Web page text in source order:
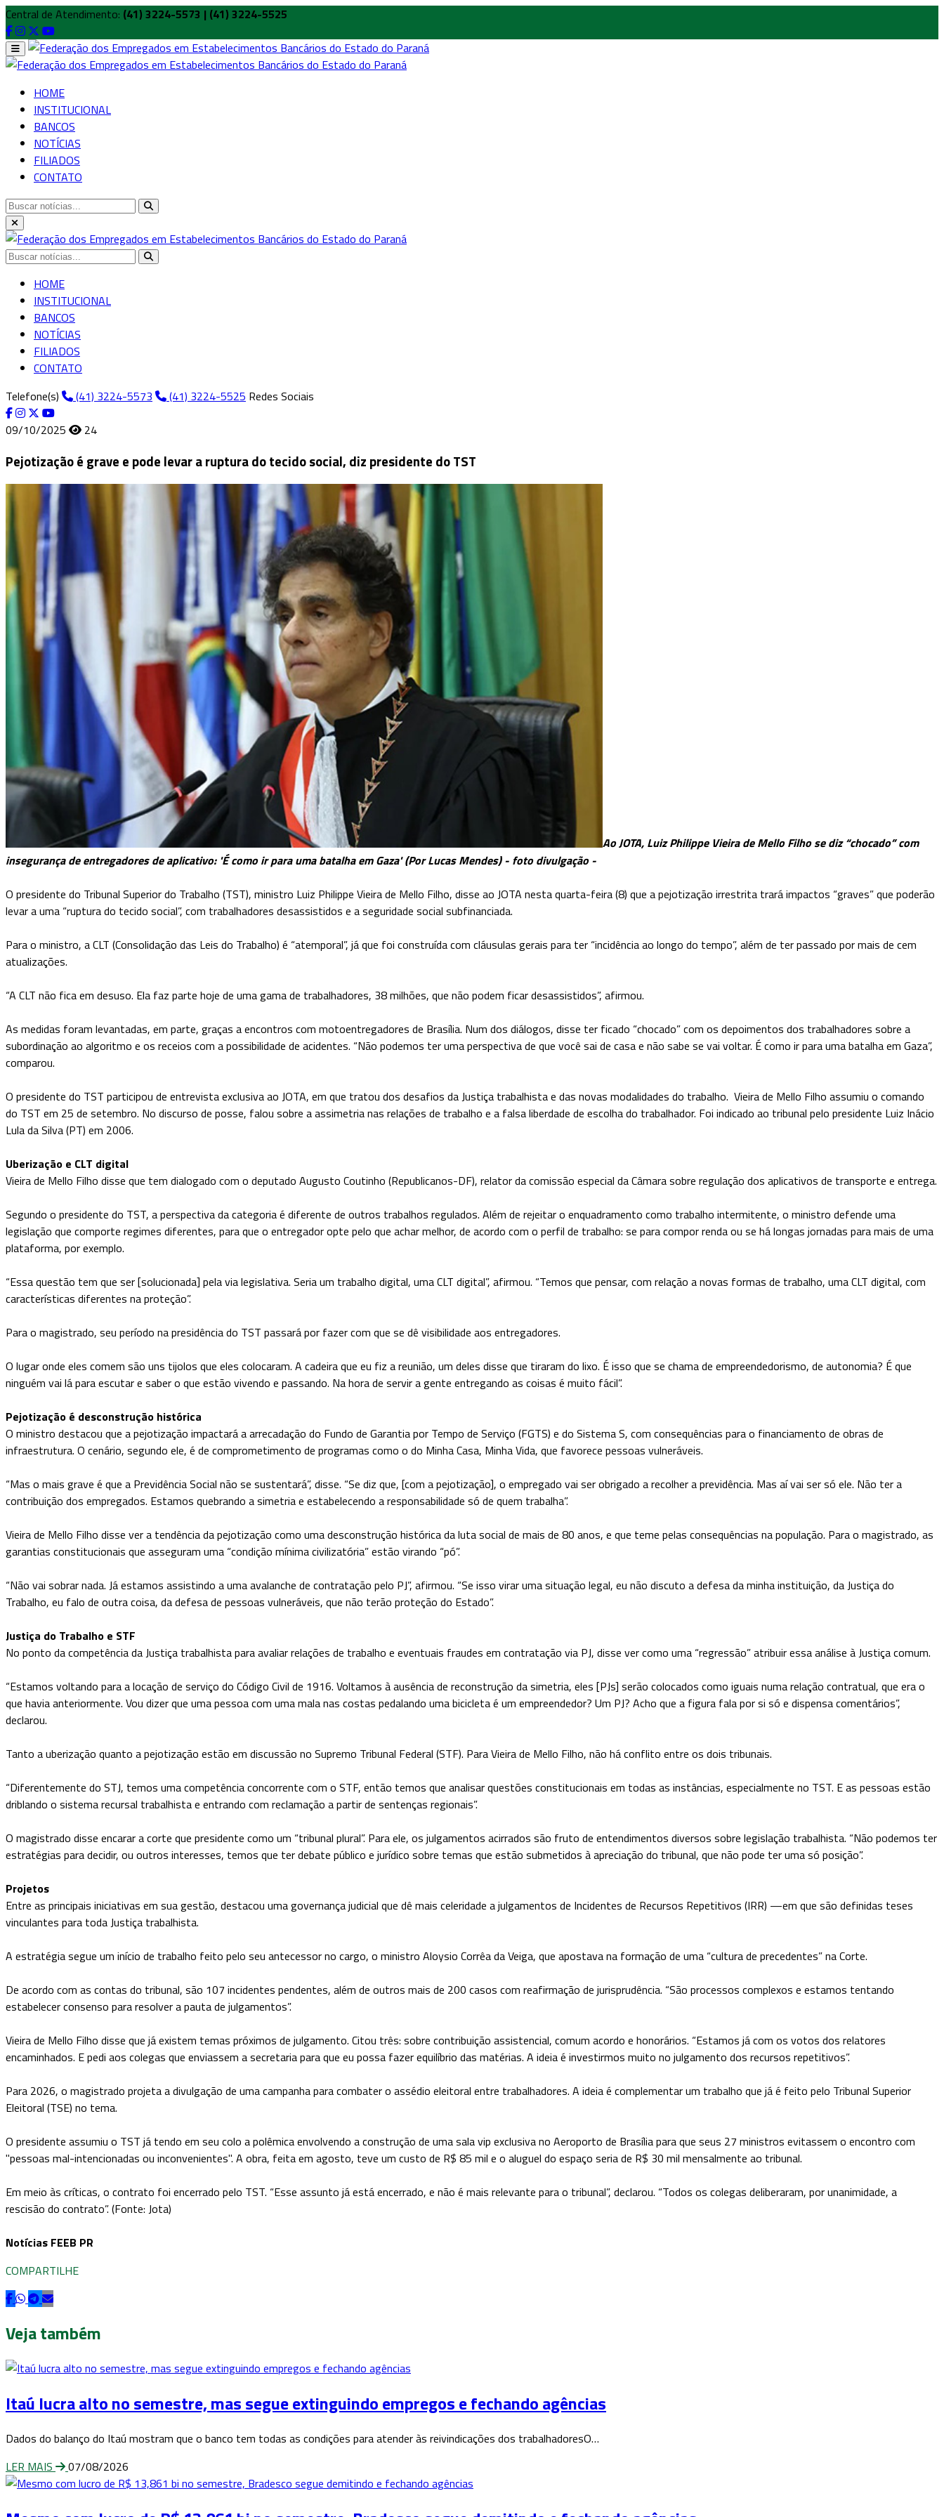
Central de Atendimento: (41) 3224-5573 | (41) 3224-5525
HOME
INSTITUCIONAL
BANCOS
NOTÍCIAS
FILIADOS
CONTATO
HOME
INSTITUCIONAL
BANCOS
NOTÍCIAS
FILIADOS
CONTATO
Telefone(s)
(41) 3224-5573 (41) 3224-5525 Redes Sociais
09/10/2025
24
Pejotização é grave e pode levar a ruptura do tecido social, diz presidente do TST
Ao JOTA, Luiz Philippe Vieira de Mello Filho se diz “chocado” com
insegurança de entregadores de aplicativo: 'É como ir para uma batalha em Gaza' (Por Lucas Mendes) - foto divulgação -
O presidente do Tribunal Superior do Trabalho (TST), ministro Luiz Philippe Vieira de Mello Filho, disse ao JOTA nesta quarta-feira (8) que a pejotização irrestrita trará impactos “graves” que poderão
levar a uma “ruptura do tecido social”, com trabalhadores desassistidos e a seguridade social subfinanciada.
Para o ministro, a CLT (Consolidação das Leis do Trabalho) é “atemporal”, já que foi construída com cláusulas gerais para ter “incidência ao longo do tempo”, além de ter passado por mais de cem
atualizações.
“A CLT não fica em desuso. Ela faz parte hoje de uma gama de trabalhadores, 38 milhões, que não podem ficar desassistidos”, afirmou.
As medidas foram levantadas, em parte, graças a encontros com motoentregadores de Brasília. Num dos diálogos, disse ter ficado “chocado” com os depoimentos dos trabalhadores sobre a
subordinação ao algoritmo e os receios com a possibilidade de acidentes. “Não podemos ter uma perspectiva de que você sai de casa e não sabe se vai voltar. É como ir para uma batalha em Gaza”,
comparou.
O presidente do TST participou de entrevista exclusiva ao JOTA, em que tratou dos desafios da Justiça trabalhista e das novas modalidades do trabalho. Vieira de Mello Filho assumiu o comando
do TST em 25 de setembro. No discurso de posse, falou sobre a assimetria nas relações de trabalho e a falsa liberdade de escolha do trabalhador. Foi indicado ao tribunal pelo presidente Luiz Inácio
Lula da Silva (PT) em 2006.
Uberização e CLT digital
Vieira de Mello Filho disse que tem dialogado com o deputado Augusto Coutinho (Republicanos-DF), relator da comissão especial da Câmara sobre regulação dos aplicativos de transporte e entrega.
Segundo o presidente do TST, a perspectiva da categoria é diferente de outros trabalhos regulados. Além de rejeitar o enquadramento como trabalho intermitente, o ministro defende uma
legislação que comporte regimes diferentes, para que o entregador opte pelo que achar melhor, de acordo com o perfil de trabalho: se para compor renda ou se há longas jornadas para mais de uma
plataforma, por exemplo.
“Essa questão tem que ser [solucionada] pela via legislativa. Seria um trabalho digital, uma CLT digital”, afirmou. “Temos que pensar, com relação a novas formas de trabalho, uma CLT digital, com
características diferentes na proteção”.
Para o magistrado, seu período na presidência do TST passará por fazer com que se dê visibilidade aos entregadores.
O lugar onde eles comem são uns tijolos que eles colocaram. A cadeira que eu fiz a reunião, um deles disse que tiraram do lixo. É isso que se chama de empreendedorismo, de autonomia? É que
ninguém vai lá para escutar e saber o que estão vivendo e passando. Na hora de servir a gente entregando as coisas é muito fácil”.
Pejotização é desconstrução histórica
O ministro destacou que a pejotização impactará a arrecadação do Fundo de Garantia por Tempo de Serviço (FGTS) e do Sistema S, com consequências para o financiamento de obras de
infraestrutura. O cenário, segundo ele, é de comprometimento de programas como o do Minha Casa, Minha Vida, que favorece pessoas vulneráveis.
“Mas o mais grave é que a Previdência Social não se sustentará”, disse. “Se diz que, [com a pejotização], o empregado vai ser obrigado a recolher a previdência. Mas aí vai ser só ele. Não ter a
contribuição dos empregados. Estamos quebrando a simetria e estabelecendo a responsabilidade só de quem trabalha”.
Vieira de Mello Filho disse ver a tendência da pejotização como uma desconstrução histórica da luta social de mais de 80 anos, e que teme pelas consequências na população. Para o magistrado, as
garantias constitucionais que asseguram uma “condição mínima civilizatória” estão virando “pó”.
“Não vai sobrar nada. Já estamos assistindo a uma avalanche de contratação pelo PJ”, afirmou. “Se isso virar uma situação legal, eu não discuto a defesa da minha instituição, da Justiça do
Trabalho, eu falo de outra coisa, da defesa de pessoas vulneráveis, que não terão proteção do Estado”.
Justiça do Trabalho e STF
No ponto da competência da Justiça trabalhista para avaliar relações de trabalho e eventuais fraudes em contratação via PJ, disse ver como uma “regressão” atribuir essa análise à Justiça comum.
“Estamos voltando para a locação de serviço do Código Civil de 1916. Voltamos à ausência de reconstrução da simetria, eles [PJs] serão colocados como iguais numa relação contratual, que era o
que havia anteriormente. Vou dizer que uma pessoa com uma mala nas costas pedalando uma bicicleta é um empreendedor? Um PJ? Acho que a figura fala por si só e dispensa comentários”,
declarou.
Tanto a uberização quanto a pejotização estão em discussão no Supremo Tribunal Federal (STF). Para Vieira de Mello Filho, não há conflito entre os dois tribunais.
“Diferentemente do STJ, temos uma competência concorrente com o STF, então temos que analisar questões constitucionais em todas as instâncias, especialmente no TST. E as pessoas estão
driblando o sistema recursal trabalhista e entrando com reclamação a partir de sentenças regionais”.
O magistrado disse encarar a corte que presidente como um “tribunal plural”. Para ele, os julgamentos acirrados são fruto de entendimentos diversos sobre legislação trabalhista. “Não podemos ter
estratégias para decidir, ou outros interesses, temos que ter debate público e jurídico sobre temas que estão submetidos à apreciação do tribunal, que não pode ter uma só posição”.
Projetos
Entre as principais iniciativas em sua gestão, destacou uma governança judicial que dê mais celeridade a julgamentos de Incidentes de Recursos Repetitivos (IRR) —em que são definidas teses
vinculantes para toda Justiça trabalhista.
A estratégia segue um início de trabalho feito pelo seu antecessor no cargo, o ministro Aloysio Corrêa da Veiga, que apostava na formação de uma “cultura de precedentes” na Corte.
De acordo com as contas do tribunal, são 107 incidentes pendentes, além de outros mais de 200 casos com reafirmação de jurisprudência. “São processos complexos e estamos tentando
estabelecer consenso para resolver a pauta de julgamentos”.
Vieira de Mello Filho disse que já existem temas próximos de julgamento. Citou três: sobre contribuição assistencial, comum acordo e honorários. “Estamos já com os votos dos relatores
encaminhados. E pedi aos colegas que enviassem a secretaria para que eu possa fazer equilíbrio das matérias. A ideia é investirmos muito no julgamento dos recursos repetitivos”.
Para 2026, o magistrado projeta a divulgação de uma campanha para combater o assédio eleitoral entre trabalhadores. A ideia é complementar um trabalho que já é feito pelo Tribunal Superior
Eleitoral (TSE) no tema.
O presidente assumiu o TST já tendo em seu colo a polêmica envolvendo a construção de uma sala vip exclusiva no Aeroporto de Brasília para que seus 27 ministros evitassem o encontro com
"pessoas mal-intencionadas ou inconvenientes". A obra, feita em agosto, teve um custo de R$ 85 mil e o aluguel do espaço seria de R$ 30 mil mensalmente ao tribunal.
Em meio às críticas, o contrato foi encerrado pelo TST. “Esse assunto já está encerrado, e não é mais relevante para o tribunal”, declarou. “Todos os colegas deliberaram, por unanimidade, a
rescisão do contrato”. (Fonte: Jota)
Notícias FEEB PR
COMPARTILHE
Veja também
Itaú lucra alto no semestre, mas segue extinguindo empregos e fechando agências
Dados do balanço do Itaú mostram que o banco tem todas as condições para atender às reivindicações dos trabalhadoresO…
LER MAIS
07/08/2026